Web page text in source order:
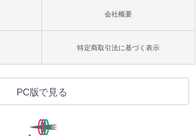
会社概要
特定商取引法に基づく表示
PC版で見る